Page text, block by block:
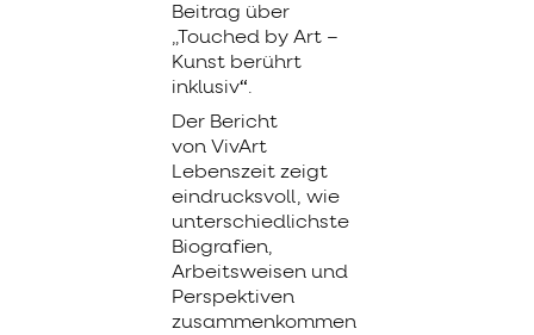
Beitrag über
„Touched by Art –
Kunst berührt
inklusiv“.
Der Bericht
von VivArt
Lebenszeit zeigt
eindrucksvoll, wie
unterschiedlichste
Biografien,
Arbeitsweisen und
Perspektiven
zusammenkommen